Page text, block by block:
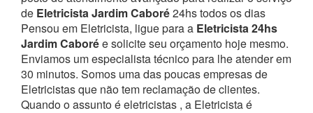
de Eletricista Jardim Caboré24hs todos os dias
Pensou em Eletricista, ligue para a Eletricista 24hs
Jardim Caborée solicite seu orçamento hoje mesmo.
Enviamos um especialista técnico para lhe atender em
30 minutos. Somos uma das poucas empresas de
Eletricistas que não tem reclamação de clientes.
Quando o assunto é eletricistas , a Eletricista é